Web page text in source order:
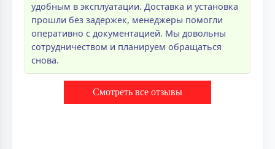
удобным в эксплуатации. Доставка и установка
прошли без задержек, менеджеры помогли
оперативно с документацией. Мы довольны
сотрудничеством и планируем обращаться
снова.
Смотреть все отзывы